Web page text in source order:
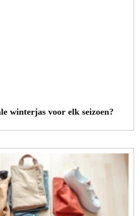
winterjas voor elk seizoen?